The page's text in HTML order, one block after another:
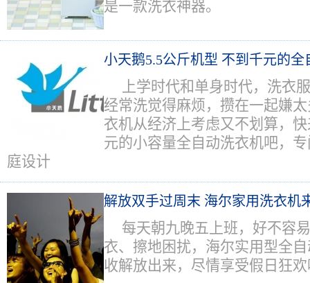
是一款洗衣神器。
小天鹅5.5公斤机型 不到千元的全
上学时代和单身时代，洗衣
经常洗觉得麻烦，攒在一起嫌
衣机从经济上考虑又不划算，
元的小容量全自动洗衣机吧，
庭设计
解放双手过周末 海尔家用洗衣机
每天朝九晚五上班，好不容
衣、擦地困扰，海尔实用型全
收解放出来，尽情享受假日狂